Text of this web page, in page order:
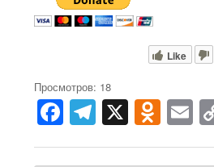
Like
Просмотров: 18
F
a
T
el
X O
d
E